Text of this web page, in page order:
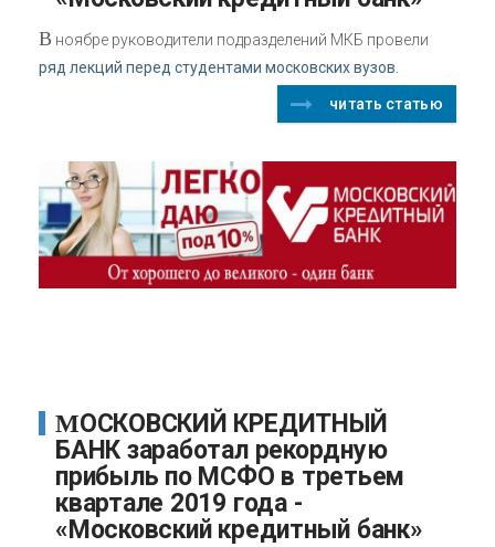
В ноябре руководители подразделений МКБ провели
ряд лекций перед студентами московских вузов.
читать статью
МОСКОВСКИЙ КРЕДИТНЫЙ
БАНК заработал рекордную
прибыль по МСФО в третьем
квартале 2019 года -
«Московский кредитный банк»